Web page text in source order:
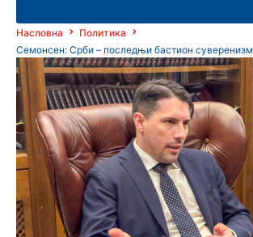
Насловна
Политика
Семонсен: Срби – последњи бастион